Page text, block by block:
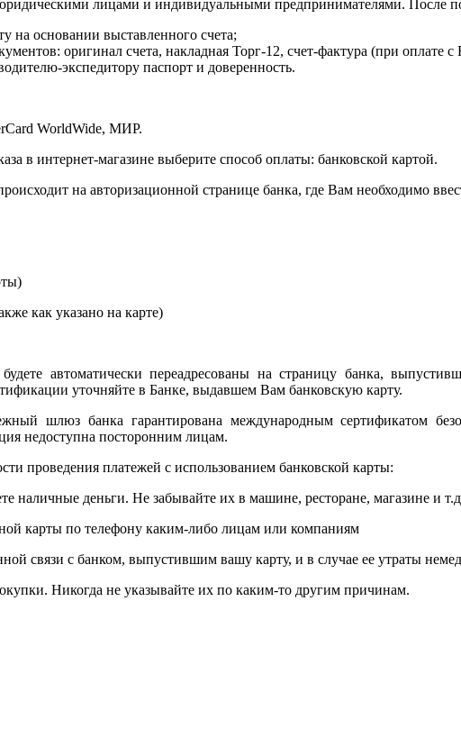
лицами и индивидуальными предпринимателями. После
на основании выставленного счета;
оригинал счета, накладная Торг-12, счет-фактура (при оплате
экспедитору паспорт и доверенность.
WorldWide, МИР.
в интернет-магазине выберите способ оплаты: банковской картой.
на авторизационной странице банка, где Вам необходимо
как указано на карте)
автоматически переадресованы на страницу банка,
уточняйте в Банке, выдавшем Вам банковскую карту.
шлюз банка гарантирована международным сертификатом
недоступна посторонним лицам.
проведения платежей с использованием банковской карты:
наличные деньги. Не забывайте их в машине, ресторане, магазине и
карты по телефону каким-либо лицам или компаниям
связи с банком, выпустившим вашу карту, и в случае ее утраты
Никогда не указывайте их по каким-то другим причинам.